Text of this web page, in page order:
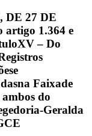
DE 27 DE
artigo 1.364 e
– Do
Faixade
do
Geralda